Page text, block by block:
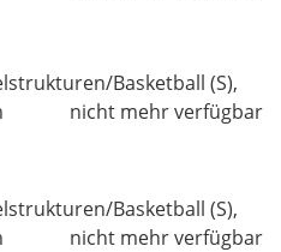
Basketball (S),
nicht mehr verfügbar
Basketball (S),
nicht mehr verfügbar